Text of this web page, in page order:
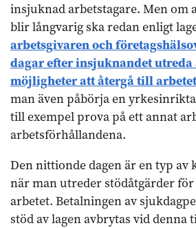
insjuknad arbetstagare. Men om
blir långvarig ska redan enligt
arbetsgivaren och
dagar efter insjuknandet utreda
möjligheter att återgå till arbetet
man även påbörja en
till exempel prova på ett annat
arbetsförhållandena.
Den nittionde dagen är en typ
när man utreder stödåtgärder för
arbetet. Betalningen av
stöd av lagen avbrytas vid denna